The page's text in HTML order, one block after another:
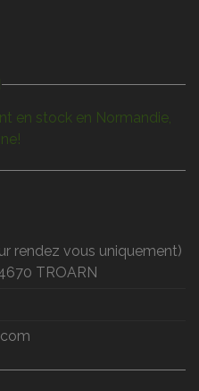
en stock en Normandie,
rendez vous uniquement)
TROARN